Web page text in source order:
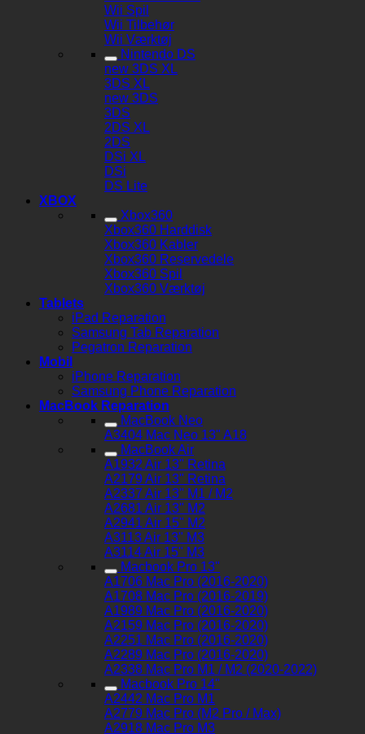
Wii Spil
Wii Tilbehør
Wii Værktøj
Nintendo DS
new 3DS XL
3DS XL
new 3DS
3DS
2DS XL
2DS
DSi XL
DSi
DS Lite
XBOX
Xbox360
Xbox360 Harddisk
Xbox360 Kabler
Xbox360 Reservedele
Xbox360 Spil
Xbox360 Værktøj
Tablets
iPad Reparation
Samsung Tab Reparation
Pegatron Reparation
Mobil
iPhone Reparation
Samsung Phone Reparation
MacBook Reparation
MacBook Neo
A3404 Mac Neo 13" A18
MacBook Air
A1932 Air 13" Retina
A2179 Air 13" Retina
A2337 Air 13" M1 / M2
A2681 Air 13" M2
A2941 Air 15" M2
A3113 Air 13" M3
A3114 Air 15" M3
Macbook Pro 13"
A1706 Mac Pro (2016-2020)
A1708 Mac Pro (2016-2019)
A1989 Mac Pro (2016-2020)
A2159 Mac Pro (2016-2020)
A2251 Mac Pro (2016-2020)
A2289 Mac Pro (2016-2020)
A2338 Mac Pro M1 / M2 (2020-2022)
Macbook Pro 14"
A2442 Mac Pro M1
A2779 Mac Pro (M2 Pro / Max)
A2918 Mac Pro M3